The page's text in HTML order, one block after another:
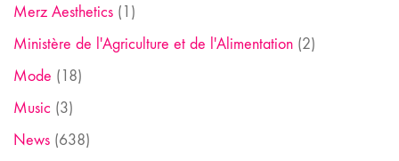
Merz Aesthetics (1)
Ministère de l'Agriculture et de l'Alimentation (2)
Mode (18)
Music (3)
News (638)